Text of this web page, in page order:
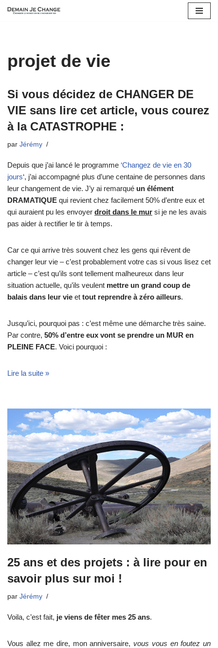
projet de vie
Si vous décidez de CHANGER DE
VIE sans lire cet article, vous courez
à la CATASTROPHE :
par Jérémy
Depuis que j’ai lancé le programme ‘Changez de vie en 30
jours‘, j’ai accompagné plus d’une centaine de personnes dans
leur changement de vie. J’y ai remarqué un élément
DRAMATIQUE qui revient chez facilement 50% d’entre eux et
qui auraient pu les envoyer droit dans le mur si je ne les avais
pas aider à rectifier le tir à temps.
Car ce qui arrive très souvent chez les gens qui rêvent de
changer leur vie – c’est probablement votre cas si vous lisez cet
article – c’est qu’ils sont tellement malheureux dans leur
situation actuelle, qu’ils veulent mettre un grand coup de
balais dans leur vie et tout reprendre à zéro ailleurs.
Jusqu’ici, pourquoi pas : c’est même une démarche très saine.
Par contre, 50% d’entre eux vont se prendre un MUR en
PLEINE FACE. Voici pourquoi :
Lire la suite »
25 ans et des projets : à lire pour en
savoir plus sur moi !
par Jérémy
Voila, c’est fait, je viens de fêter mes 25 ans.
Vous allez me dire, mon anniversaire, vous vous en foutez un